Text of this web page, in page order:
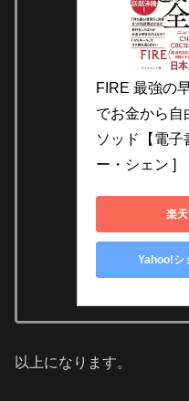
FIRE 最強の
でお金から自
ソッド【電子
ー・シェン ]
楽
Yahoo!シ
以上になります。